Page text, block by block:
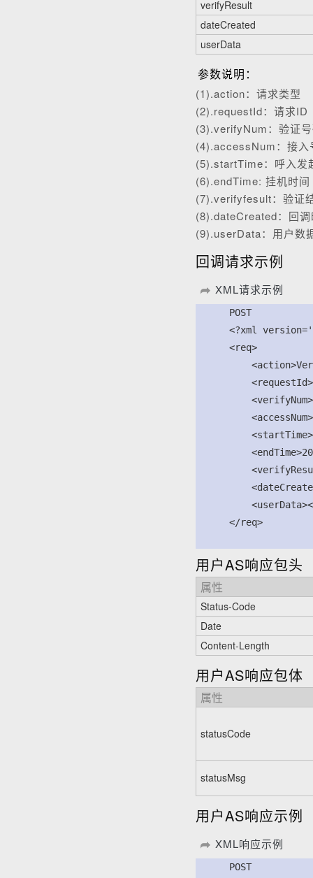
verifyResult
dateCreated
userData
参数说明：
(1).action：请求类型
(2).requestId：请求ID
(3).verifyNum：验证
(4).accessNum：接入
(5).startTime：呼入发
(6).endTime: 挂机时间
(7).verifyfesult：验证
(8).dateCreated：回
(9).userData：用户数
回调请求示例
XML请求示例
      POST
<?xml
      <req>
      </req>
用户AS响应包头
属性
Status-Code
Date
Content-Length
用户AS响应包体
属性
statusCode
statusMsg
用户AS响应示例
XML响应示例
      POST